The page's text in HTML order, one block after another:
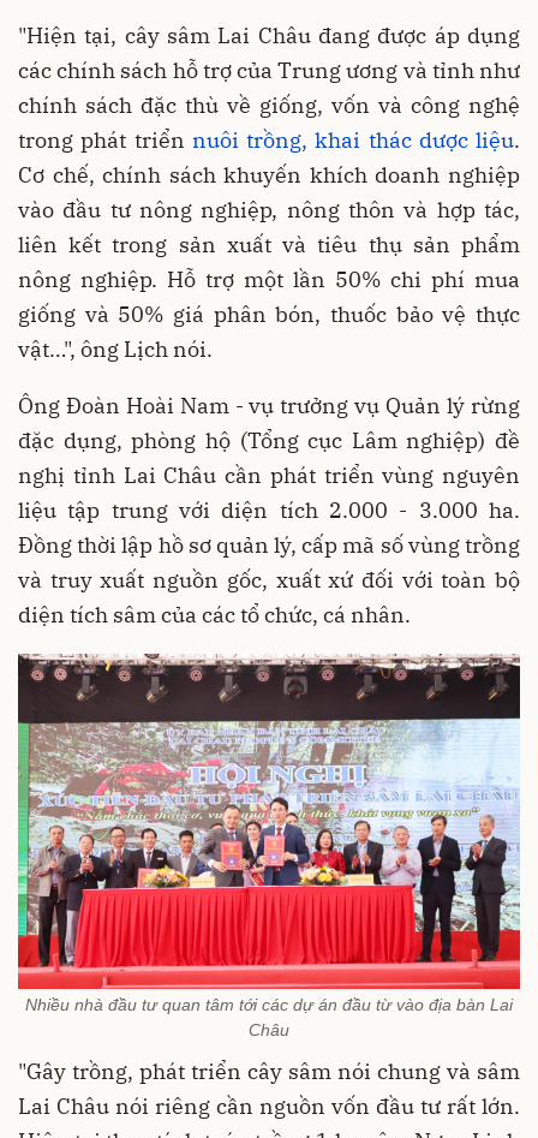
"Hiện tại, cây sâm Lai Châu đang được áp dụng
các chính sách hỗ trợ của Trung ương và tỉnh như
chính sách đặc thù về giống, vốn và công nghệ
trong phát triển nuôi trồng, khai thác dược liệu.
Cơ chế, chính sách khuyến khích doanh nghiệp
vào đầu tư nông nghiệp, nông thôn và hợp tác,
liên kết trong sản xuất và tiêu thụ sản phẩm
nông nghiệp. Hỗ trợ một lần 50% chi phí mua
giống và 50% giá phân bón, thuốc bảo vệ thực
vật…", ông Lịch nói.
Ông Đoàn Hoài Nam - vụ trưởng vụ Quản lý rừng
đặc dụng, phòng hộ (Tổng cục Lâm nghiệp) đề
nghị tỉnh Lai Châu cần phát triển vùng nguyên
liệu tập trung với diện tích 2.000 - 3.000 ha.
Đồng thời lập hồ sơ quản lý, cấp mã số vùng trồng
và truy xuất nguồn gốc, xuất xứ đối với toàn bộ
diện tích sâm của các tổ chức, cá nhân.
Nhiều nhà đầu tư quan tâm tới các dự án đầu từ vào địa bàn Lai
Châu
"Gây trồng, phát triển cây sâm nói chung và sâm
Lai Châu nói riêng cần nguồn vốn đầu tư rất lớn.